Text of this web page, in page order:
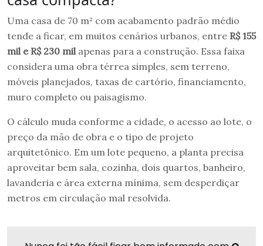
Uma casa de 70 m² com acabamento padrão médio
tende a ficar, em muitos cenários urbanos, entre R$ 155
mil e R$ 230 mil apenas para a construção. Essa faixa
considera uma obra térrea simples, sem terreno,
móveis planejados, taxas de cartório, financiamento,
muro completo ou paisagismo.
O cálculo muda conforme a cidade, o acesso ao lote, o
preço da mão de obra e o tipo de projeto
arquitetônico. Em um lote pequeno, a planta precisa
aproveitar bem sala, cozinha, dois quartos, banheiro,
lavanderia e área externa mínima, sem desperdiçar
metros em circulação mal resolvida.